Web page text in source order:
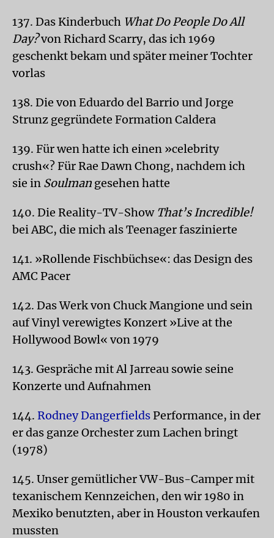
137. Das Kinderbuch What Do People Do All
Day?von Richard Scarry, das ich 1969
geschenkt bekam und später meiner Tochter
vorlas
138. Die von Eduardo del Barrio und Jorge
Strunz gegründete Formation Caldera
139. Für wen hatte ich einen »celebrity
crush«? Für Rae Dawn Chong, nachdem ich
sie in Soulman gesehen hatte
140. Die Reality-TV-Show That’s Incredible!
bei ABC, die mich als Teenager faszinierte
141. »Rollende Fischbüchse«: das Design des
AMC Pacer
142. Das Werk von Chuck Mangione und sein
auf Vinyl verewigtes Konzert »Live at the
Hollywood Bowl« von 1979
143. Gespräche mit Al Jarreau sowie seine
Konzerte und Aufnahmen
144. Rodney DangerfieldsPerformance, in der
er das ganze Orchester zum Lachen bringt
(1978)
145. Unser gemütlicher VW-Bus-Camper mit
texanischem Kennzeichen, den wir 1980 in
Mexiko benutzten, aber in Houston verkaufen
mussten